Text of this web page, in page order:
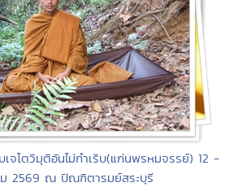
จโตวิมุติอันไม่กำเริบ(แก่นพรหมจรรย์) 12 -
ม 2569 ณ ปัณฑิตารมย์สระบุรี